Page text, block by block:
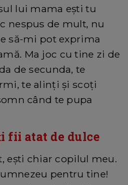
lui mama ești tu
nespus de mult, nu
să-mi pot exprima
Ma joc cu tine zi de
de secunda, te
te alinți și scoți
când te pupa
fii atat de dulce
ești chiar copilul meu.
pentru tine!